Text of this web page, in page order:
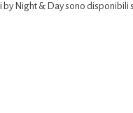
Night & Day sono disponibili